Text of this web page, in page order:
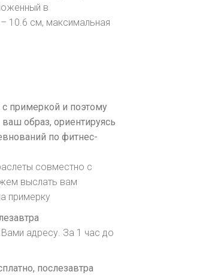
в
10.6 см, максимальная
примеркой и поэтому
образ, ориентируясь
по фитнес-
совместно с
выслать вам
примерку
адресу. За 1 час до
послезавтра